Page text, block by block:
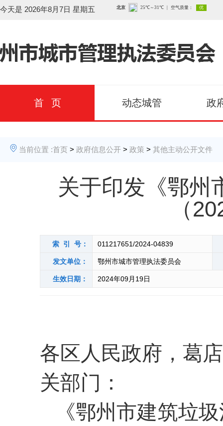
今天是 2026年8月7日 星期五
首 页 动态城管 政
当前位置 :首页 > 政府信息公开 > 政策 > 其他主动公开文件
关于印发《鄂州
（
索 引 号： 011217651/2024-04839
发文单位： 鄂州市城市管理执法委员会
生效日期： 2024年09月19日
各区人民政府，葛
关部门：
《鄂州市建筑垃